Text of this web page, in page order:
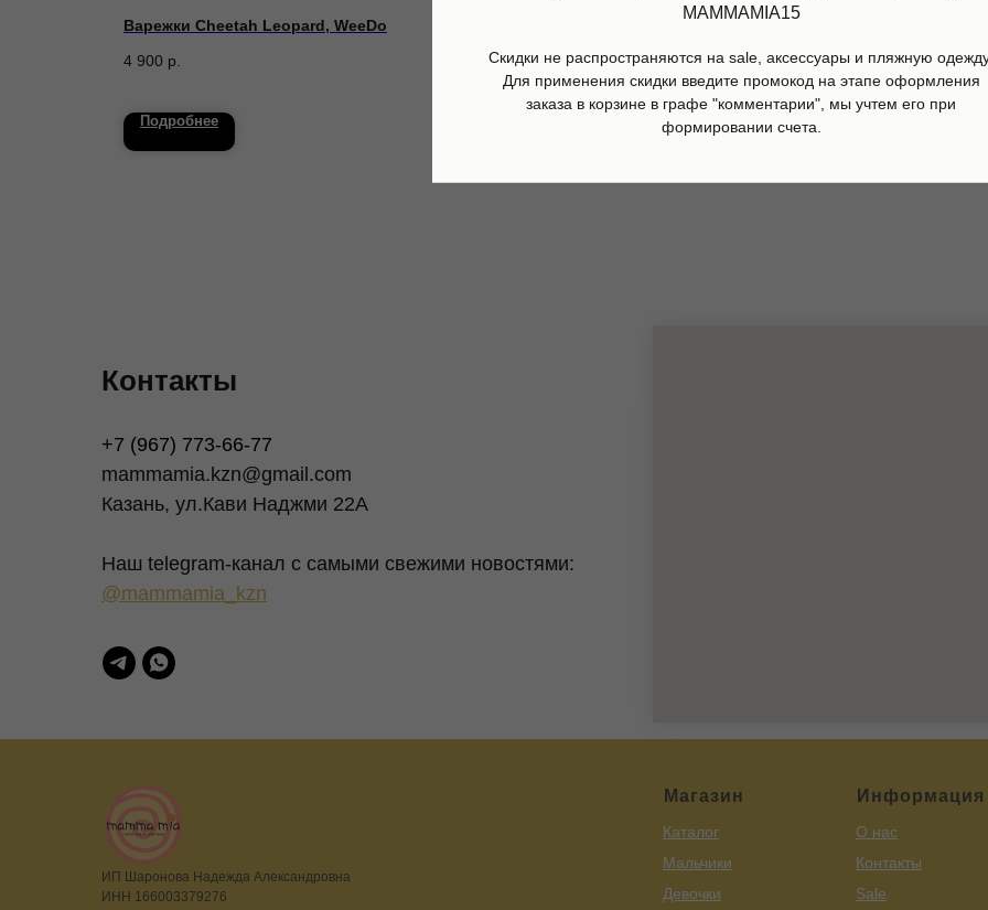
Варежки Cheetah Leopard, WeeDo
4 900 р.
Подробнее
р.79 600 р.
20 860 р. 29 800 р.
MAMMAMIA15
Скидки не распространяются на sale, аксессуары и пляжную
Для применения скидки введите промокод на этапе оформления
заказа в корзине в графе "комментарии", мы учтем его при
формировании счета.
Контакты
+7 (967) 773-66-77
mammamia.kzn@gmail.com
Казань, ул.Кави Наджми 22А
Наш telegram-канал c самыми свежими новостями:
@mammamia_kzn
Магазин
Каталог
Мальчики
Девочки
Информация
О нас
Контакты
Sale
ИП Шаронова Надежда Александровна
ИНН 166003379276